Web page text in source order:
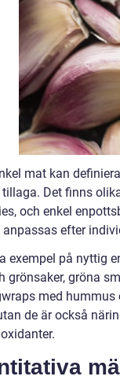
mat kan
Det finns
och enkel
efter
exempel på nyttig
grönsaker, gröna
med hummus
de är också